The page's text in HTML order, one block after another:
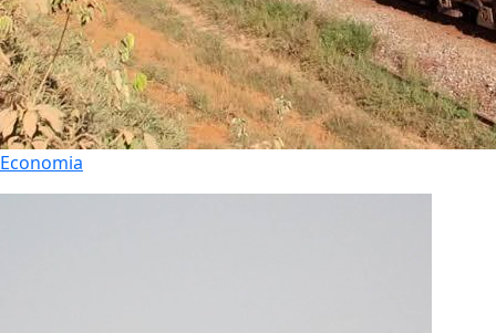
Economia